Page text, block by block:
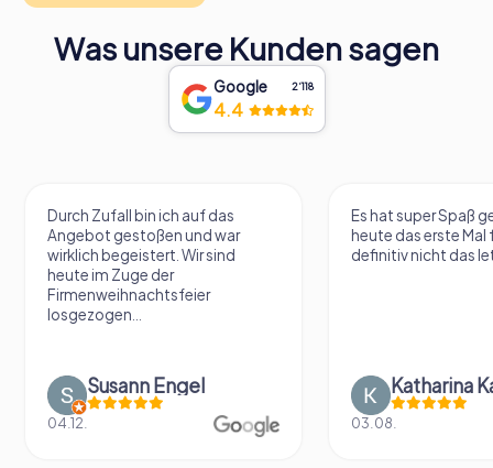
Was unsere Kunden sagen
Google 2‘118
4.4
Durch Zufall bin ich auf das
Angebot gestoßen und war
wirklich begeistert. Wir sind
heute im Zuge der
Firmenweihnachtsfeier
losgezogen...
Susann Engel
04.12.
Es hat super Spaß
heute das erste Mal
definitiv nicht das
Katharina
03.08.